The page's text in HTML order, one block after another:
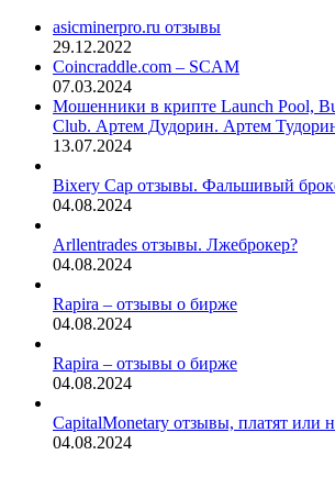
asicminerpro.ru отзывы
29.12.2022
Coincraddle.com – SCAM
07.03.2024
Мошенники в крипте Launch Pool,
Club. Артем Дудорин. Артем
13.07.2024
Bixery Cap отзывы. Фальшивый
04.08.2024
Arllentrades отзывы. Лжеброкер?
04.08.2024
Rapira – отзывы о бирже
04.08.2024
Rapira – отзывы о бирже
04.08.2024
CapitalMonetary отзывы, платят или
04.08.2024